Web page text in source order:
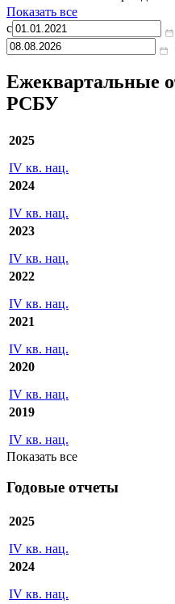
Показать все
с
Ежеквартальные
РСБУ
2025
IV кв. нац.
2024
IV кв. нац.
2023
IV кв. нац.
2022
IV кв. нац.
2021
IV кв. нац.
2020
IV кв. нац.
2019
IV кв. нац.
Показать все
Годовые отчеты
2025
IV кв. нац.
2024
IV кв. нац.